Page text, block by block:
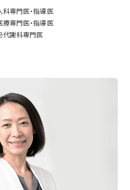
専門医・指導医
専門医・指導医
代謝科専門医